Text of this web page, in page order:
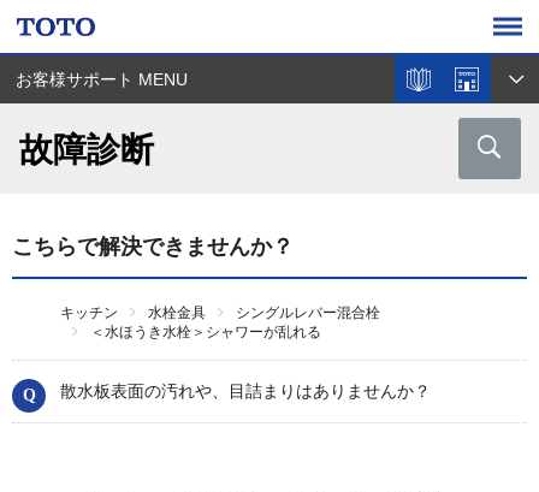
お客様サポート MENU
故障診断
こちらで解決できませんか？
キッチン 水栓金具
シングルレバー混合栓
＜水ほうき水栓＞シャワーが乱れる
散水板表面の汚れや、目詰まりはありませんか？